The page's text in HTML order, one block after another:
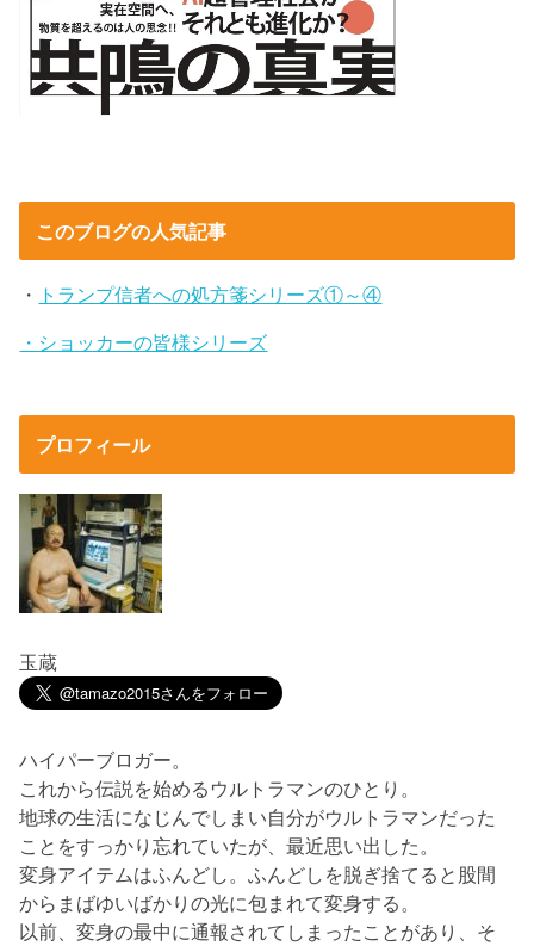
このブログの人気記事
・ トランプ信者への処方箋シリーズ①～④
・ショッカーの皆様シリーズ
プロフィール
玉蔵
ハイパーブロガー。
これから伝説を始めるウルトラマンのひとり。
地球の生活になじんでしまい自分がウルトラマンだった
ことをすっかり忘れていたが、最近思い出した。
変身アイテムはふんどし。ふんどしを脱ぎ捨てると股間
からまばゆいばかりの光に包まれて変身する。
以前、変身の最中に通報されてしまったことがあり、そ